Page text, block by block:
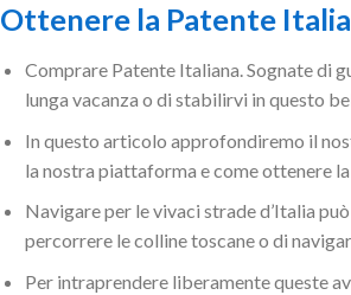
Ottenere la Patente
Comprare Patente Italiana. Sognate di
lunga vacanza o di stabilirvi in questo
In questo articolo approfondiremo il
la nostra piattaforma e come ottenere
Navigare per le vivaci strade d’Italia
percorrere le colline toscane o di
Per intraprendere liberamente queste